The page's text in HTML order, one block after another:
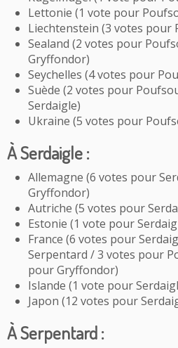
Lettonie (1 vote pour
Liechtenstein (3 votes pour
Sealand (2 votes pour
Gryffondor)
Seychelles (4 votes pour
Suède (2 votes pour
Serdaigle)
Ukraine (5 votes pour
À Serdaigle :
Allemagne (6 votes pour
Gryffondor)
Autriche (5 votes pour
Estonie (1 vote pour
France (6 votes pour
Serpentard / 3 votes pour
pour Gryffondor)
Islande (1 vote pour
Japon (12 votes pour
À Serpentard :